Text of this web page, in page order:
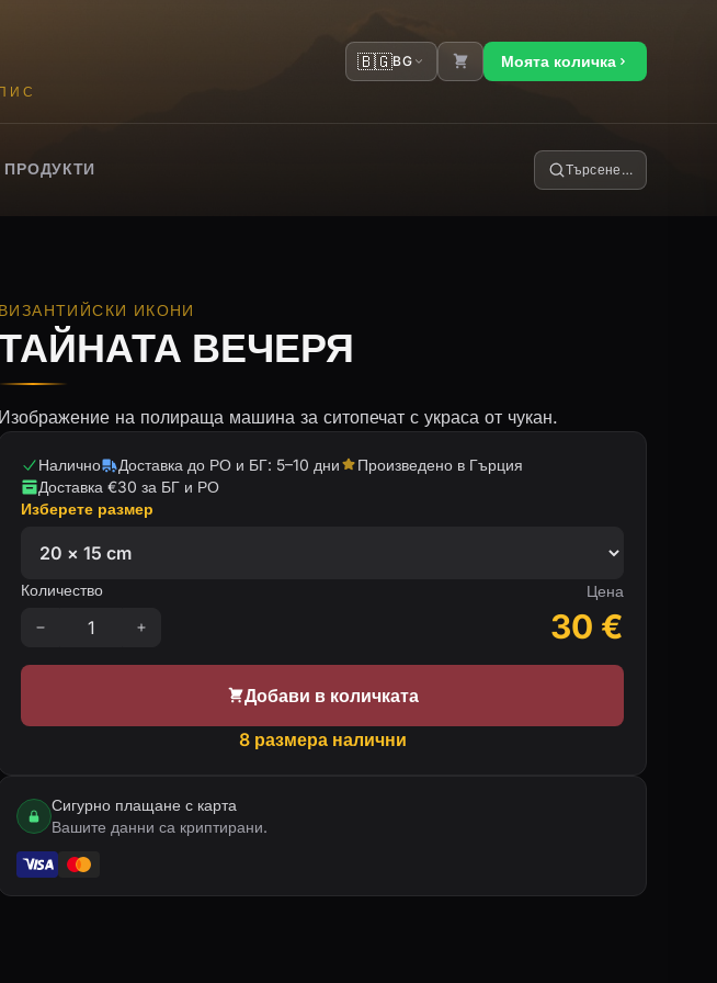
🇧🇬BG Моята количка
ПРОДУКТИ Търсене…
ВИЗАНТИЙСКИ ИКОНИ
ВЕЧЕРЯ
Изображение на полираща машина за ситопечат с украса от чукан.
Налично Доставка до РО и БГ: 5–10 дни
Произведено в Гърция
Доставка €30 за БГ и РО
Изберете размер
Количество Цена
30 €
Добави в количката
8 размера налични
Сигурно плащане с карта
Вашите данни са криптирани.